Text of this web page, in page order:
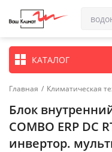
КАТАЛОГ
Главная / Климатическая
Блок
COMBO ERP DC
инвертор.